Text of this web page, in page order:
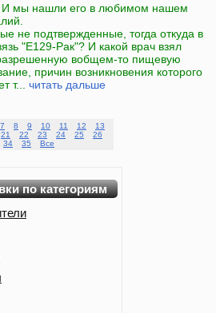
И мы нашли его в любимом нашем
не подтвержденные, тогда откуда в
"Е129-Рак"? И какой врач взял
вобщем-то пищевую
причин возникновения которого
т... читать дальше
7 8 9 10 11 12
13
21 22 23 24 25
26
34 35 Все
по категориям